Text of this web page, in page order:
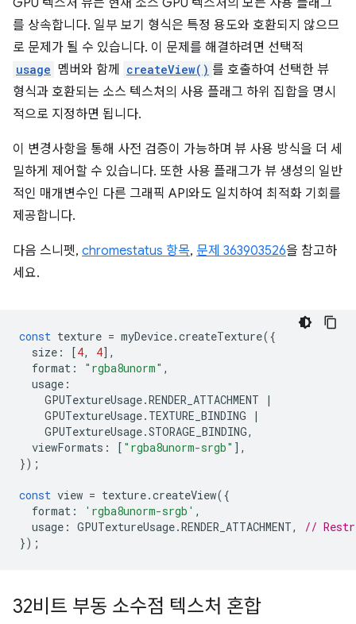
GPU 텍스처 뷰는 현재 소스 GPU 텍스처의 모든 사용 플래그
를 상속합니다. 일부 보기 형식은 특정 용도와 호환되지 않으므
로 문제가 될 수 있습니다. 이 문제를 해결하려면 선택적
usage 멤버와 함께 createView() 를 호출하여 선택한 뷰
형식과 호환되는 소스 텍스처의 사용 플래그 하위 집합을 명시
적으로 지정하면 됩니다.
이 변경사항을 통해 사전 검증이 가능하며 뷰 사용 방식을 더 세
밀하게 제어할 수 있습니다. 또한 사용 플래그가 뷰 생성의 일반
적인 매개변수인 다른 그래픽 API와도 일치하여 최적화 기회를
제공합니다.
다음 스니펫, chromestatus 항목, 문제 363903526을 참고하
세요.
const texture = myDevice.createTexture({
size : [4, 4],
format : "rgba8unorm" ,
usage :
GPUTextureUsage.RENDER_ATTACHMENT
|
GPUTextureUsage. TEXTURE_BINDING
|
GPUTextureUsage.STORAGE_BINDING,
viewFormats : [ "rgba8unorm-srgb" ],
});
const view = texture.createView({
format : 'rgba8unorm-srgb' ,
usage : GPUTextureUsage.RENDER_ATTACHMENT,
//
});
32비트 부동 소수점 텍스처 혼합